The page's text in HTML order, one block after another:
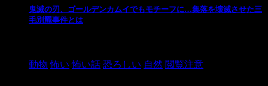
鬼滅の刃、ゴールデンカムイでもモチーフに…集落を壊滅させた三
毛別羆事件とは
動物 怖い 怖い話 恐ろしい 自然 閲覧注意